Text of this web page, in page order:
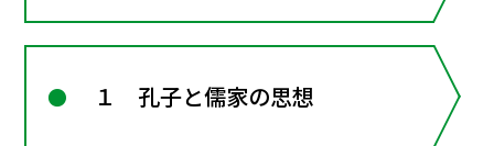
１ 孔子と儒家の思想